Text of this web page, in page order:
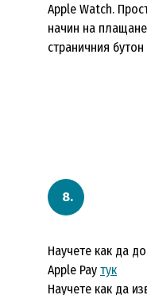
Apple Watch.
начин на
страничния
Научете как да
Apple Pay тук
Научете как да